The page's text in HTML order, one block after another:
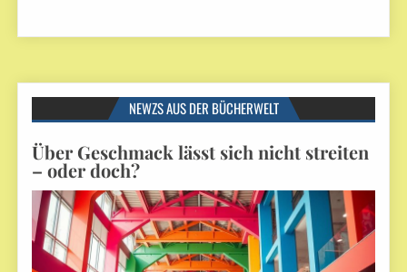
NEWZS AUS DER BÜCHERWELT
Über Geschmack lässt sich nicht streiten
– oder doch?